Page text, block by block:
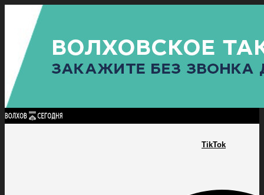
TikTok
Найти:
ГЛАВНАЯ ПОЛИТИКАПРОИСШЕСТВИЯ ПРОКУРАТУРАСПОРТ
ПОЛИТИКА
КУЛЬТУРА
ПОСЕЛЕНИЯ